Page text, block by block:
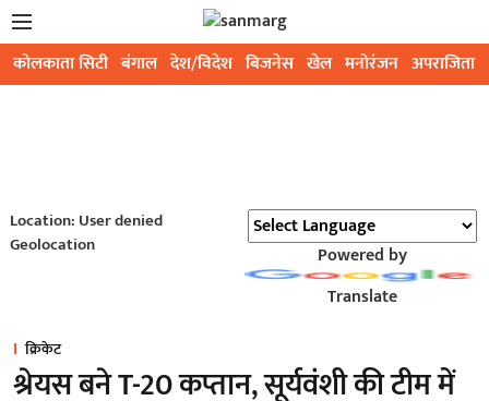
कोलकाता सिटी बंगाल देश/विदेश बिजनेस खेल मनोरंजन अपराजिता
Location: User denied
Geolocation
Powered by
Translate
क्रिकेट
श्रेयस बने T-20 कप्तान, सूर्यवंशी की टीम में